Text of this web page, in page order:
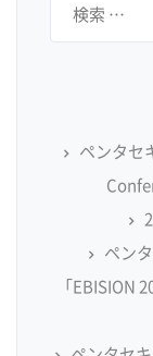
ペンタセ
ペン
「EBISION